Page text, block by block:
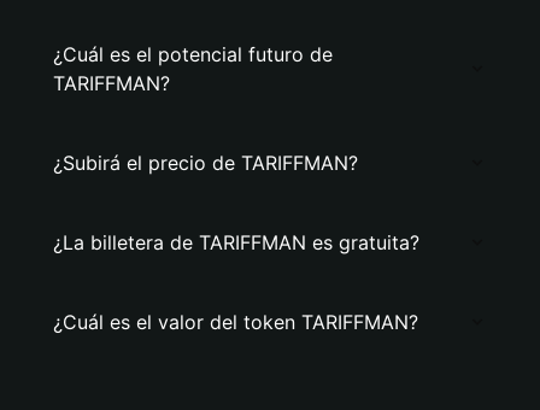
¿Cuál es el potencial futuro de
TARIFFMAN?
¿Subirá el precio de TARIFFMAN?
¿La billetera de TARIFFMAN es gratuita?
¿Cuál es el valor del token TARIFFMAN?